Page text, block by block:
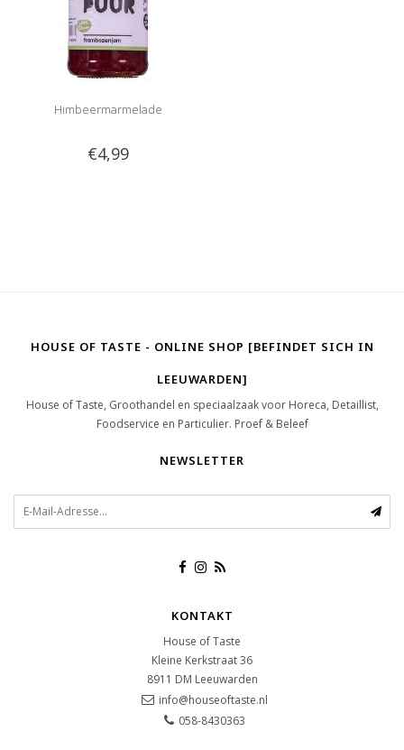
Himbeermarmelade
€4,99
HOUSE OF TASTE - ONLINE SHOP [BEFINDET SICH IN
LEEUWARDEN]
House of Taste, Groothandel en speciaalzaak voor Horeca, Detaillist,
Foodservice en Particulier. Proef & Beleef
NEWSLETTER
KONTAKT
House of Taste
Kleine Kerkstraat 36
8911 DM Leeuwarden
info@houseoftaste.nl
058-8430363